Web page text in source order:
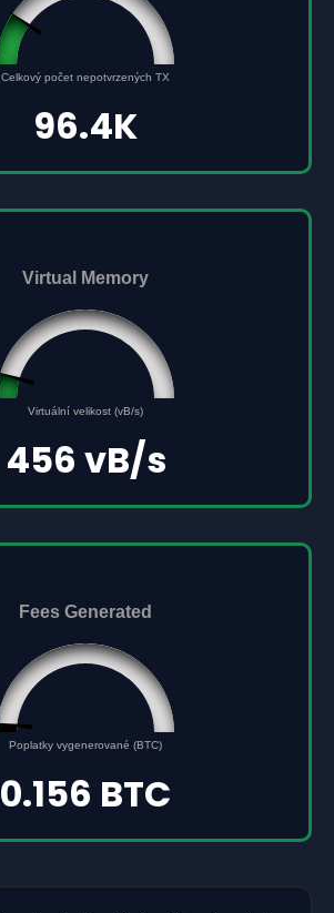
Celkový počet nepotvrzených TX
0 500000
96.4K
Virtual Memory
45561691
Virtuální velikost (vB/s)500000000
456 vB/s
Fees Generated
Poplatky vygenerované (BTC)
0 5
0.156 BTC